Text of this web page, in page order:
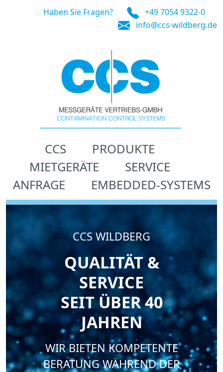
Haben Sie Fragen?
+49 7054 9322-0
info@ccs-wildberg.de
CCS
PRODUKTE
MIETGERÄTE
SERVICE
ANFRAGE
EMBEDDED-SYSTEMS
CCS WILDBERG
QUALITÄT &
SERVICE
SEIT ÜBER 40
JAHREN
WIR BIETEN KOMPETENTE
BERATUNG WÄHREND DER